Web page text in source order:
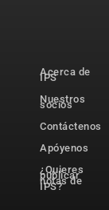
Acerca de
IPS
Nuestros
socios
Contáctenos
Apóyenos
¿Quieres
publicar
notas de
IPS?